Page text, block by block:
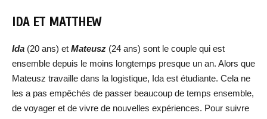
IDA ET MATTHEW
Ida (20 ans) et Mateusz (24 ans) sont le couple qui est
ensemble depuis le moins longtemps presque un an. Alors que
Mateusz travaille dans la logistique, Ida est étudiante. Cela ne
les a pas empêchés de passer beaucoup de temps ensemble,
de voyager et de vivre de nouvelles expériences. Pour suivre